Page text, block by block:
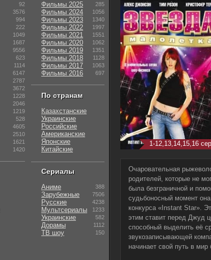
1-12,13,14,15,16
Очаровательная
родителей, которые не
была безграничной и
судьбоносный момент
конкурса «Instant Star».
этим ставит перед Джуд
способный выделить её
звукозаписывающей
начинает свой путь в
92
3576
994
222
1049
1687
9556
623
1114
6147
2787
3672
1228
2046
1219
528
4605
2510
1621
1420
Фильмы 2025 285
Фильмы 2024 1056
Фильмы 2023 1340
Фильмы 2022 1997
Фильмы 2021 1551
Фильмы 2020 1062
Фильмы 2019 1351
Фильмы 2018 1128
Фильмы 2017 1063
Фильмы 2016 697
По странам
Казахстанские
Украинские
Российские
Американские
Японские
Китайские
Сериалы
Аниме 388
Зарубежные 7506
Русские 4238
Мультсериалы 1233
Украинские 582
Дорамы 1112
ТВ шоу 150